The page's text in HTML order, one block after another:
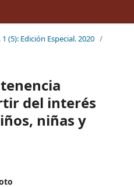
(5): Edición Especial. 2020 /
del interés
niñas y